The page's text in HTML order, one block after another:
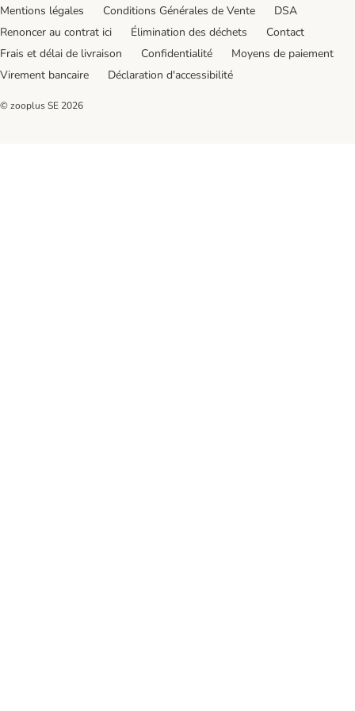
Mentions légales
Conditions Générales de Vente
DSA
Renoncer au contrat ici
Élimination des déchets
Contact
Frais et délai de livraison
Confidentialité
Moyens de paiement
Virement bancaire
Déclaration d'accessibilité
© zooplus SE 2026